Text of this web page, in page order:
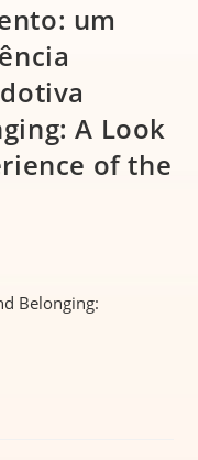
um
A Look
of the
Belonging: